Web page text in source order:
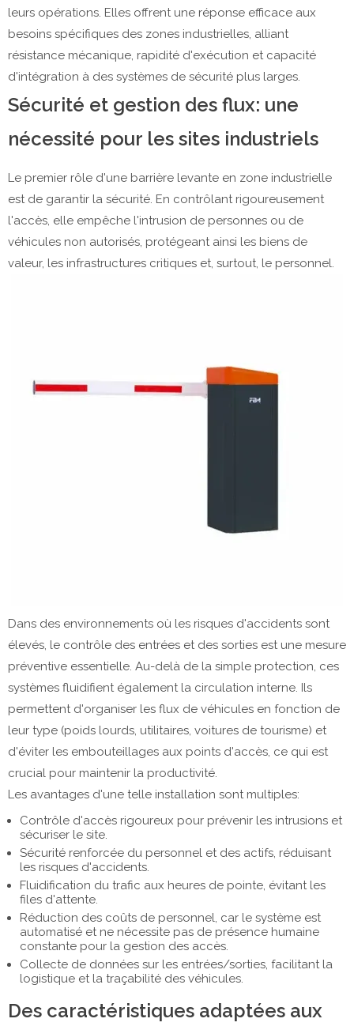
leurs opérations. Elles offrent une réponse efficace aux
besoins spécifiques des zones industrielles, alliant
résistance mécanique, rapidité d'exécution et capacité
d'intégration à des systèmes de sécurité plus larges.
Sécurité et gestion des flux: une
nécessité pour les sites industriels
Le premier rôle d'une barrière levante en zone industrielle
est de garantir la sécurité. En contrôlant rigoureusement
l'accès, elle empêche l'intrusion de personnes ou de
véhicules non autorisés, protégeant ainsi les biens de
valeur, les infrastructures critiques et, surtout, le personnel.
Dans des environnements où les risques d'accidents sont
élevés, le contrôle des entrées et des sorties est une mesure
préventive essentielle. Au-delà de la simple protection, ces
systèmes fluidifient également la circulation interne. Ils
permettent d'organiser les flux de véhicules en fonction de
leur type (poids lourds, utilitaires, voitures de tourisme) et
d'éviter les embouteillages aux points d'accès, ce qui est
crucial pour maintenir la productivité.
Les avantages d'une telle installation sont multiples:
Contrôle d'accès rigoureux pour prévenir les intrusions et
sécuriser le site.
Sécurité renforcée du personnel et des actifs, réduisant
les risques d'accidents.
Fluidification du trafic aux heures de pointe, évitant les
files d'attente.
Réduction des coûts de personnel, car le système est
automatisé et ne nécessite pas de présence humaine
constante pour la gestion des accès.
Collecte de données sur les entrées/sorties, facilitant la
logistique et la traçabilité des véhicules.
Des caractéristiques adaptées aux